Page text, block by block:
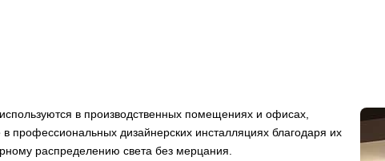
в производственных помещениях и офисах,
профессиональных дизайнерских инсталляциях благодаря их
распределению света без мерцания.